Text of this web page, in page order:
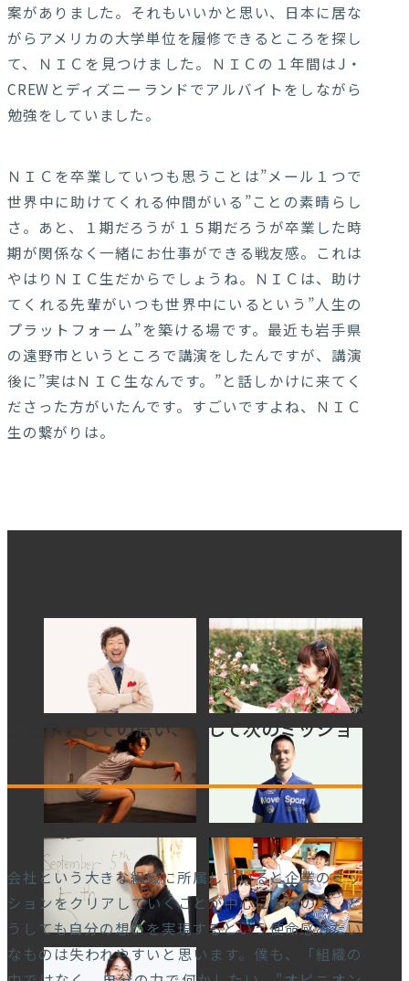
案がありました。それもいいかと思い、日本に居な
がらアメリカの大学単位を履修できるところを探し
て、ＮＩＣを見つけました。ＮＩＣの１年間はJ・
CREWとディズニーランドでアルバイトをしながら
勉強をしていました。
ＮＩＣを卒業していつも思うことは”メール１つで
世界中に助けてくれる仲間がいる”ことの素晴らし
さ。あと、１期だろうが１５期だろうが卒業した時
期が関係なく一緒にお仕事ができる戦友感。これは
やはりＮＩＣ生だからでしょうね。ＮＩＣは、助け
てくれる先輩がいつも世界中にいるという”人生の
プラットフォーム”を築ける場です。最近も岩手県
の遠野市というところで講演をしたんですが、講演
後に”実はＮＩＣ生なんです。”と話しかけに来てく
ださった方がいたんです。すごいですよね、ＮＩＣ
生の繋がりは。
起業家としての思い、そして次のミッショ
会社という大きな組織に所属していると企業のミッ
ションをクリアしていくことが中心になるので、ど
うしても自分の想いを実現するという使命感みたい
なものは失われやすいと思います。僕も、「組織の